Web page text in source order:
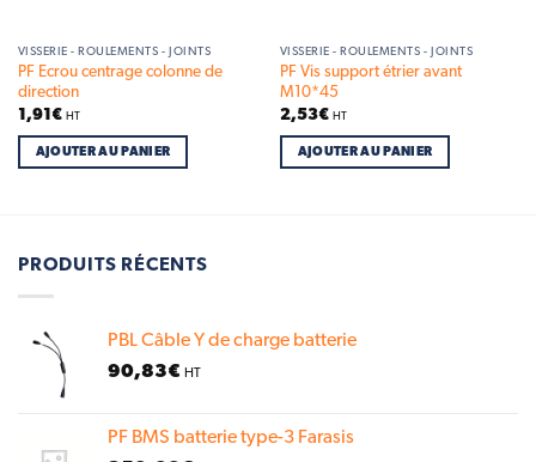
VISSERIE - ROULEMENTS - JOINTS
PF Ecrou centrage colonne de
direction
1,91 € HT
AJOUTER AU PANIER
VISSERIE - ROULEMENTS - JOINTS
PF Vis support étrier avant
M10*45
2,53€ HT
AJOUTER AU PANIER
PRODUITS RÉCENTS
PBL Câble Y de charge batterie
90,83€ HT
PF BMS batterie type-3 Farasis